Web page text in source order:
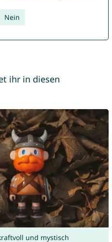
Nein
ihr in diesen
und mystisch